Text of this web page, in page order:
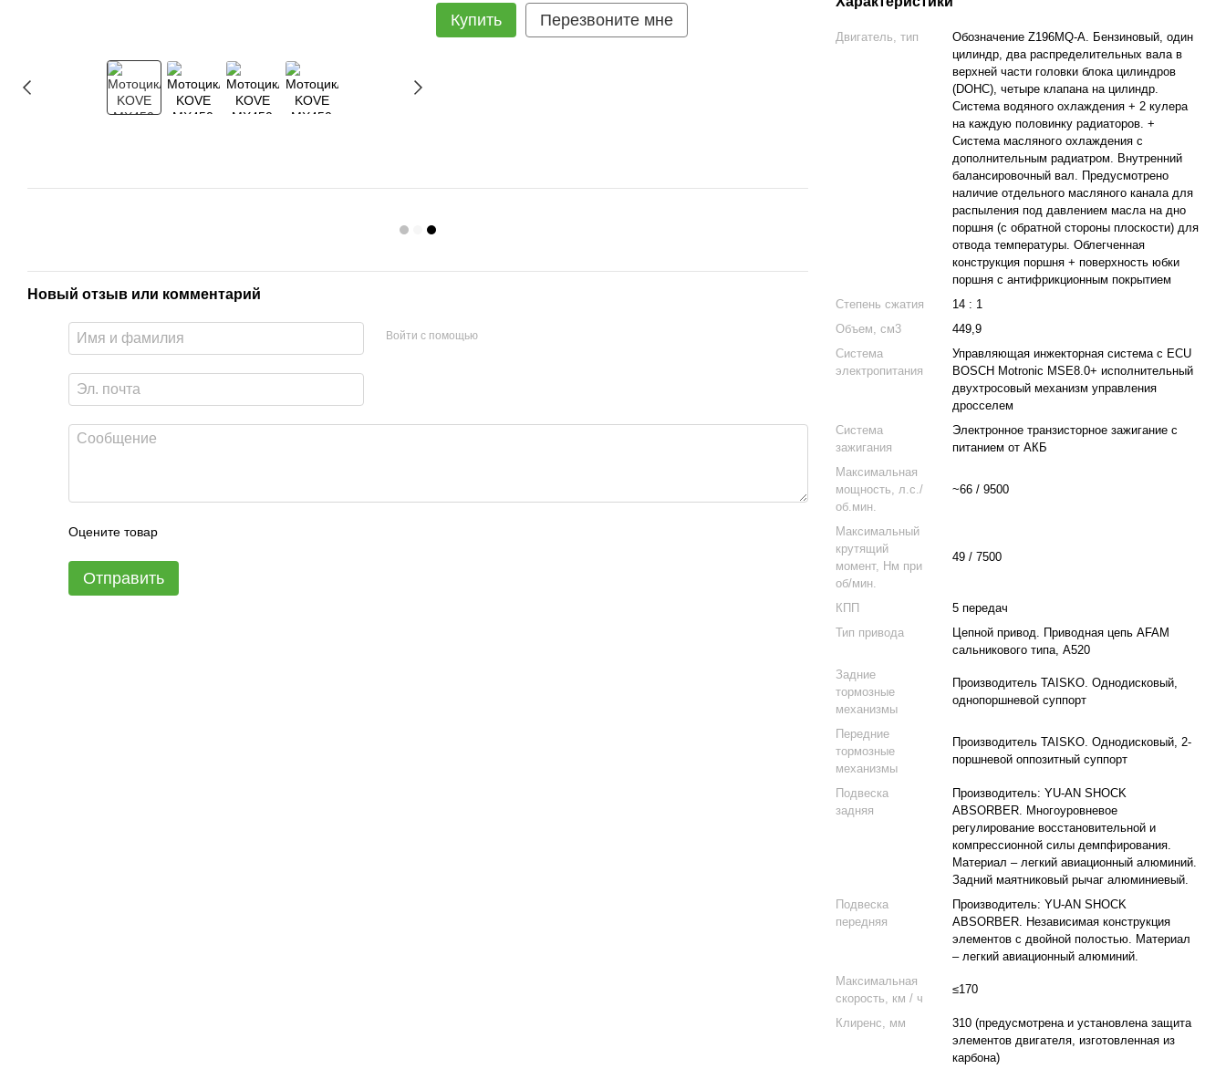
Купить Перезвоните мне
Двигатель, тип
Обозначение Z196MQ-A. Бензиновый, один
цилиндр, два распределительных вала в
верхней части головки блока цилиндров
(DOHC), четыре клапана на цилиндр.
Система водяного охлаждения + 2 кулера
на каждую половинку радиаторов. +
Система масляного охлаждения с
дополнительным радиатром. Внутренний
балансировочный вал. Предусмотрено
наличие отдельного масляного канала для
распыления под давлением масла на дно
поршня (с обратной стороны плоскости) для
отвода температуры. Облегченная
конструкция поршня + поверхность юбки
поршня с антифрикционным покрытием
Степень сжатия
14 : 1
Объем, см3
449,9
Система
электропитания
Управляющая инжекторная система с ECU
BOSCH Motronic MSE8.0+ исполнительный
двухтросовый механизм управления
дросселем
Система
зажигания
Электронное транзисторное зажигание с
питанием от АКБ
Максимальная
мощность, л.с./
об.мин.
~66 / 9500
Максимальный
крутящий
момент, Нм при
об/мин.
49 / 7500
КПП
5 передач
Тип привода
Цепной привод. Приводная цепь AFAM
сальникового типа, A520
Задние
тормозные
механизмы
Производитель TAISKO. Однодисковый,
однопоршневой суппорт
Передние
тормозные
механизмы
Производитель TAISKO. Однодисковый, 2-
поршневой оппозитный суппорт
Подвеска
задняя
Производитель: YU-AN SHOCK
ABSORBER. Многоуровневое
регулирование восстановительной и
компрессионной силы демпфирования.
Материал – легкий авиационный алюминий.
Задний маятниковый рычаг алюминиевый.
Подвеска
передняя
Производитель: YU-AN SHOCK
ABSORBER. Независимая конструкция
элементов с двойной полостью. Материал
– легкий авиационный алюминий.
Максимальная
скорость, км / ч
≤170
Клиренс, мм
310 (предусмотрена и установлена ​​защита
элементов двигателя, изготовленная из
карбона)
Новый отзыв или комментарий
Войти с помощью
Оцените товар
Отправить